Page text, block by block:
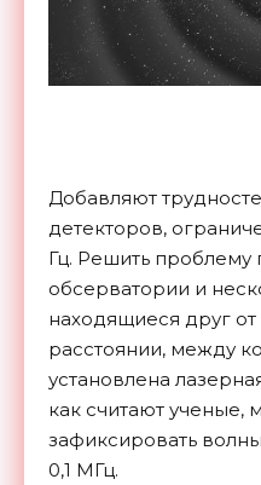
Добавляют
детекторов,
Гц. Решить проблему
обсерватории и
находящиеся друг
расстоянии, между
установлена
как считают ученые,
зафиксировать
0,1 МГц.